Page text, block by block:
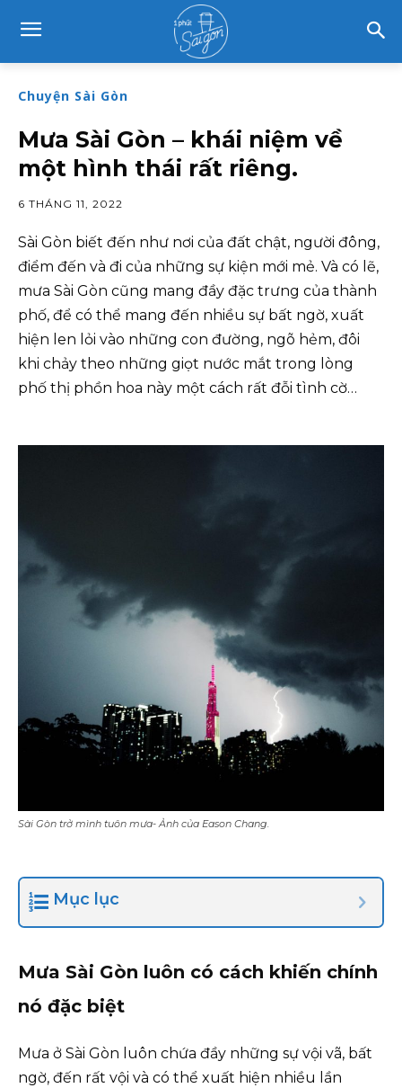
Chuyện Sài Gòn
Mưa Sài Gòn – khái niệm về
một hình thái rất riêng.
6 THÁNG 11, 2022
Sài Gòn biết đến như nơi của đất chật, người đông,
điểm đến và đi của những sự kiện mới mẻ. Và có lẽ,
mưa Sài Gòn cũng mang đầy đặc trưng của thành
phố, để có thể mang đến nhiều sự bất ngờ, xuất
hiện len lỏi vào những con đường, ngõ hẻm, đôi
khi chảy theo những giọt nước mắt trong lòng
phố thị phồn hoa này một cách rất đỗi tình cờ…
Sài Gòn trở mình tuôn mưa- Ảnh của Eason Chang.
Mục lục
Mưa Sài Gòn luôn có cách khiến chính
nó đặc biệt
Mưa ở Sài Gòn luôn chứa đầy những sự vội vã, bất
ngờ, đến rất vội và có thể xuất hiện nhiều lần